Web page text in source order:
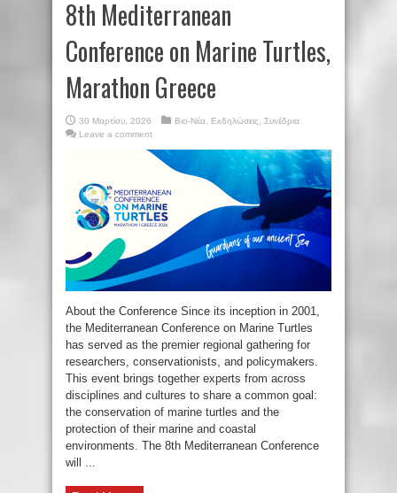
8th Mediterranean
Conference on Marine Turtles,
Marathon Greece
30 Μαρτίου, 2026 Βιο-Νέα Εκδηλώσεις
Συνέδρια
Leave a comment
About the Conference Since its inception in 2001,
the Mediterranean Conference on Marine Turtles
has served as the premier regional gathering for
researchers, conservationists, and policymakers.
This event brings together experts from across
disciplines and cultures to share a common goal:
the conservation of marine turtles and the
protection of their marine and coastal
environments. The 8th Mediterranean Conference
will ...